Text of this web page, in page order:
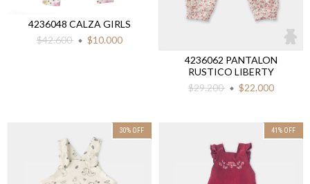
4236048 CALZA GIRLS
$42.600
$10.000
4236062 PANTALON
RUSTICO LIBERTY
$29.200
$22.000
30% OFF 41 % OFF